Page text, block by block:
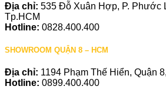
Địa chỉ: 535 Đỗ Xuân Hợp, P. Phước
Tp.HCM
Hotline: 0828.400.400
SHOWROOM QUẬN 8 – HCM
Địa chỉ: 1194 Phạm Thế Hiển, Quận
Hotline: 0899.400.400